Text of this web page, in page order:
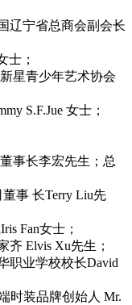
辽宁省总商会副会长
士；
星青少年艺术协会
S.F.Jue 女士；
事长李宏先生；总
事 长Terry Liu先
Fan女士；
Elvis Xu先生；
职业学校校长David
时装品牌创始人 Mr.